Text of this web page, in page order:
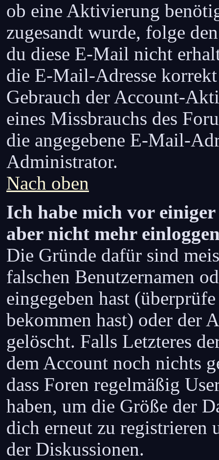
ob eine Aktivierung
zugesandt wurde, folge
du diese E-Mail nicht
die E-Mail-Adresse
Gebrauch der Account-
eines Missbrauchs des
die angegebene E-Mail-
Administrator.
Nach oben
Ich habe mich vor
aber nicht mehr
Die Gründe dafür sind
falschen Benutzernamen
eingegeben hast
bekommen hast) oder der
gelöscht. Falls Letzteres
dem Account noch nichts
dass Foren regelmäßig
haben, um die Größe der
dich erneut zu registrieren
der Diskussionen.